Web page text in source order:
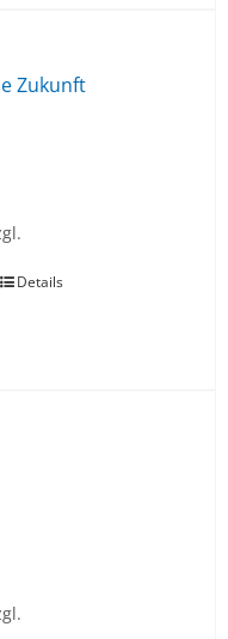
Zu­kunft
Details